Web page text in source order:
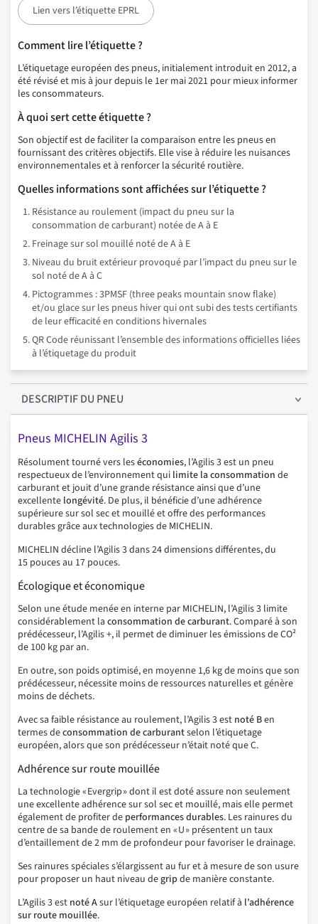
Lien vers l’étiquette EPRL
Comment lire l’étiquette ?
L’étiquetage européen des pneus, initialement introduit en 2012, a
été révisé et mis à jour depuis le 1er mai 2021 pour mieux informer
les consommateurs.
À quoi sert cette étiquette ?
Son objectif est de faciliter la comparaison entre les pneus en
fournissant des critères objectifs. Elle vise à réduire les nuisances
environnementales et à renforcer la sécurité routière.
Quelles informations sont affichées sur l’étiquette ?
Résistance au roulement (impact du pneu sur la
consommation de carburant) notée de A à E
Freinage sur sol mouillé noté de A à E
Niveau du bruit extérieur provoqué par l’impact du pneu sur le
sol noté de A à C
Pictogrammes : 3PMSF (three peaks mountain snow flake)
et/ou glace sur les pneus hiver qui ont subi des tests certifiants
de leur efficacité en conditions hivernales
QR Code réunissant l’ensemble des informations officielles liées
à l’étiquetage du produit
DESCRIPTIFDU PNEU
Pneus MICHELIN Agilis 3
Résolument tourné vers leséconomies, l’Agilis 3 est un pneu
respectueux de l’environnement qui limite la consommation de
carburant et jouit d’une grande résistance ainsi que d’une
excellente longévité. De plus, il bénéficie d’une adhérence
supérieure sur sol sec et mouillé et offre des performances
durables grâce aux technologies de MICHELIN.
MICHELIN décline l’Agilis 3 dans 24 dimensions différentes, du
15 pouces au 17 pouces.
Écologique et économique
Selon une étude menée en interne par MICHELIN, l’Agilis 3 limite
considérablement la consommation de carburant. Comparé à son
prédécesseur, l’Agilis +, il permet de diminuer les émissions de CO²
de 100 kg par an.
En outre, son poids optimisé, en moyenne 1,6 kg de moins que son
prédécesseur, nécessite moins de ressources naturelles et génère
moins de déchets.
Avec sa faible résistance au roulement, l’Agilis 3 est noté Ben
termes deconsommation de carburantselon l’étiquetage
européen, alors que son prédécesseur n’était noté que C.
Adhérence sur route mouillée
La technologie « Evergrip » dont il est doté assure non seulement
une excellente adhérence sur sol sec et mouillé, mais elle permet
également de profiter de performancesdurables. Les rainures du
centre de sa bande de roulement en « U » présentent un taux
d’entaillement de 2 mm de profondeur pour favoriser le drainage.
Ses rainures spéciales s’élargissent au fur et à mesure de son usure
pour proposer un haut niveau degripde manière constante.
L’Agilis 3 est noté Asur l’étiquetage européen relatif à l’adhérence
sur route mouillée.